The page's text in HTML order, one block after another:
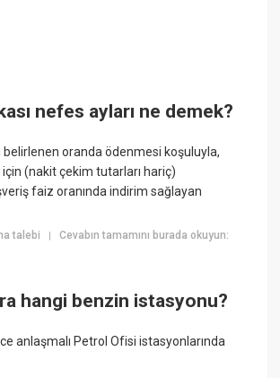
nefes ayları ne demek?
belirlenen oranda ödenmesi koşuluyla,
için (nakit çekim tutarları hariç)
faiz oranında indirim sağlayan
talebi |Cevabın tamamını burada okuyun:
hangi benzin istasyonu?
anlaşmalı Petrol Ofisi istasyonlarında